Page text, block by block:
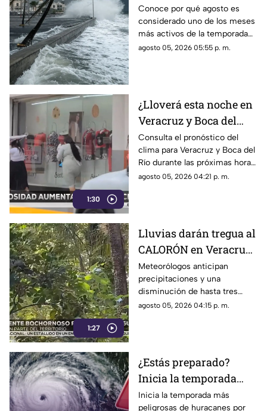
podría ser el mes más
peligroso para
Veracruz
Conoce por qué agosto es
considerado uno de los meses
más activos de la temporada
de huracanes en Veracruz.
agosto 05, 2026 05:55 p. m.
1:30
¿Lloverá esta noche en
Veracruz y Boca del
Río? Este es el
pronóstico del clima
Consulta el pronóstico del
clima para Veracruz y Boca del
Río durante las próximas horas
de este miércoles 5 de agosto
agosto 05, 2026 04:21 p. m.
1:27
Lluvias darán tregua al
CALORÓN en Veracruz;
prevén descenso de
temperatura en estos
días
Meteorólogos anticipan
precipitaciones y una
disminución de hasta tres
grados en varias regiones de
agosto 05, 2026 04:15 p. m.
¿Estás preparado?
Inicia la temporada
más peligrosa de
Inicia la temporada más
peligrosas de huracanes por